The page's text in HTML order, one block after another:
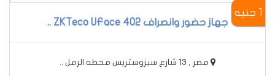
1 جنيه
جهاز حضور وانصراف ZKTeco UFace 402 ..
مصر , 13 شارع سيزوستريس محطه الرمل ..